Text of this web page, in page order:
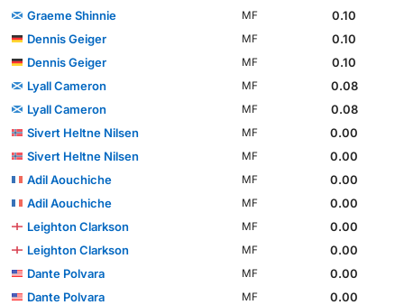
Graeme Shinnie
MF
0.10
Dennis Geiger
MF
0.10
Dennis Geiger
MF
0.10
Lyall Cameron
MF
0.08
Lyall Cameron
MF
0.08
Sivert Heltne Nilsen
MF
0.00
Sivert Heltne Nilsen
MF
0.00
Adil Aouchiche
MF
0.00
Adil Aouchiche
MF
0.00
Leighton Clarkson
MF
0.00
Leighton Clarkson
MF
0.00
Dante Polvara
MF
0.00
Dante Polvara
MF
0.00